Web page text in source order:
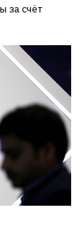
за счёт